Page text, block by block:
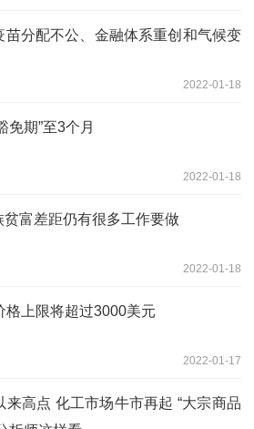
苗分配不公、金融体系重创和气候变
2022-01-18
免期”至3个月
2022-01-18
富差距仍有很多工作要做
2022-01-18
格上限将超过3000美元
2022-01-17
高点 化工市场牛市再起 “大宗商品